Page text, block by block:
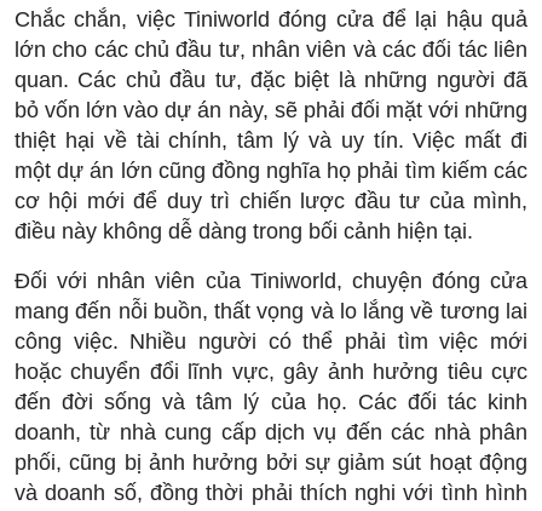
Chắc chắn, việc Tiniworld đóng cửa để lại hậu quả
lớn cho các chủ đầu tư, nhân viên và các đối tác liên
quan. Các chủ đầu tư, đặc biệt là những người đã
bỏ vốn lớn vào dự án này, sẽ phải đối mặt với những
thiệt hại về tài chính, tâm lý và uy tín. Việc mất đi
một dự án lớn cũng đồng nghĩa họ phải tìm kiếm các
cơ hội mới để duy trì chiến lược đầu tư của mình,
điều này không dễ dàng trong bối cảnh hiện tại.
Đối với nhân viên của Tiniworld, chuyện đóng cửa
mang đến nỗi buồn, thất vọng và lo lắng về tương lai
công việc. Nhiều người có thể phải tìm việc mới
hoặc chuyển đổi lĩnh vực, gây ảnh hưởng tiêu cực
đến đời sống và tâm lý của họ. Các đối tác kinh
doanh, từ nhà cung cấp dịch vụ đến các nhà phân
phối, cũng bị ảnh hưởng bởi sự giảm sút hoạt động
và doanh số, đồng thời phải thích nghi với tình hình